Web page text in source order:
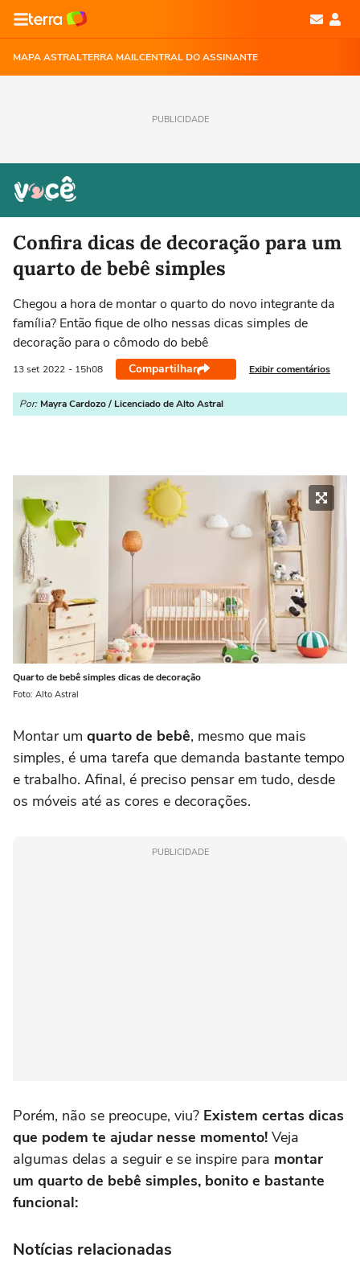
MAPA ASTRALTERRA MAILCENTRAL DO ASSINANTE
PUBLICIDADE
Confira dicas de decoração para um
quarto de bebê simples
Chegou a hora de montar o quarto do novo integrante da
família? Então fique de olho nessas dicas simples de
decoração para o cômodo do bebê
13 set 2022 - 15h08 Compartilhar Exibir comentários
Por: Mayra Cardozo / Licenciado de Alto Astral
Quarto de bebê simples dicas de decoração
Foto: Alto Astral
Montar um quarto de bebê, mesmo que mais
simples, é uma tarefa que demanda bastante tempo
e trabalho. Afinal, é preciso pensar em tudo, desde
os móveis até as cores e decorações.
PUBLICIDADE
Porém, não se preocupe, viu? Existem certas dicas
que podem te ajudar nesse momento! Veja
algumas delas a seguir e se inspire para montar
um quarto de bebê simples, bonito e bastante
funcional:
Notícias relacionadas